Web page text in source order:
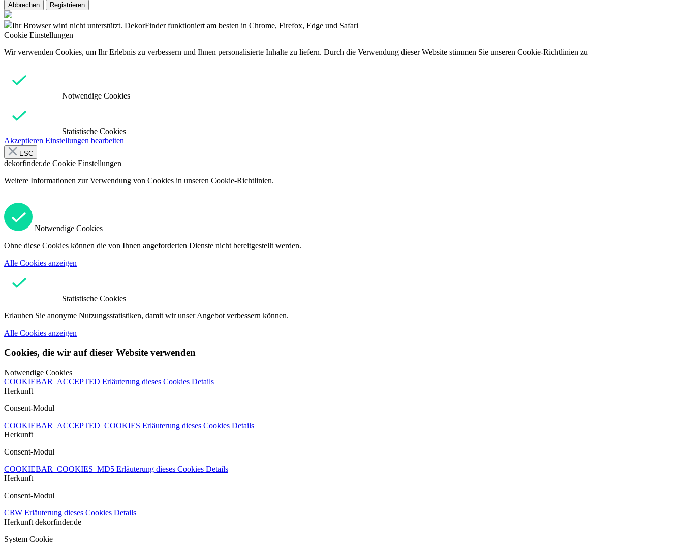
Abbrechen Registrieren
Ihr Browser wird nicht unterstützt. DekorFinder funktioniert am besten in Chrome, Firefox, Edge und Safari
Cookie Einstellungen
Wir verwenden Cookies, um Ihr Erlebnis zu verbessern und Ihnen personalisierte Inhalte zu liefern. Durch die Verwendung dieser Website stimmen Sie unseren Cookie-Richtlinien zu
Notwendige Cookies
Statistische Cookies
Akzeptieren Einstellungen bearbeiten
ESC
dekorfinder.de Cookie Einstellungen
Weitere Informationen zur Verwendung von Cookies in unseren Cookie-Richtlinien.
Notwendige Cookies
Ohne diese Cookies können die von Ihnen angeforderten Dienste nicht bereitgestellt werden.
Alle Cookies anzeigen
Statistische Cookies
Erlauben Sie anonyme Nutzungsstatistiken, damit wir unser Angebot verbessern können.
Alle Cookies anzeigen
Cookies, die wir auf dieser Website verwenden
Notwendige Cookies
COOKIEBAR_ACCEPTED Erläuterung dieses Cookies Details
Herkunft
Consent-Modul
COOKIEBAR_ACCEPTED_COOKIES Erläuterung dieses Cookies Details
Herkunft
Consent-Modul
COOKIEBAR_COOKIES_MD5 Erläuterung dieses Cookies Details
Herkunft
Consent-Modul
CRW Erläuterung dieses Cookies Details
Herkunft dekorfinder.de
System Cookie